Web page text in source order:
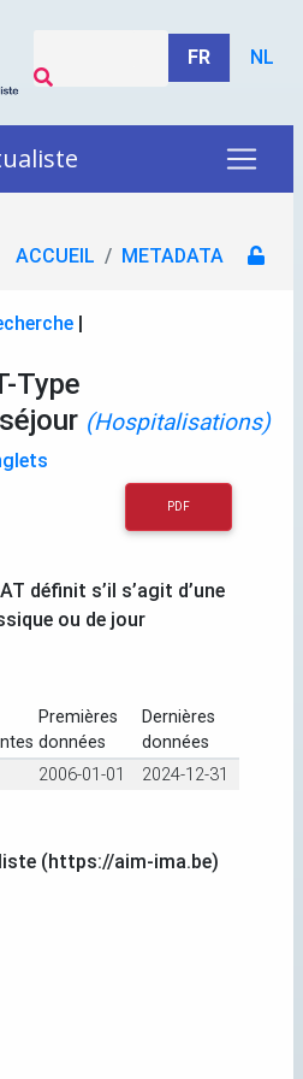
FR NL
ACCUEIL METADATA
|
Type
(Hospitalisations)
PDF
définit s’il s’agit d’une
ou de jour
Premières
données
Dernières
données
2006-01-01 2024-12-31
(https://aim-ima.be)